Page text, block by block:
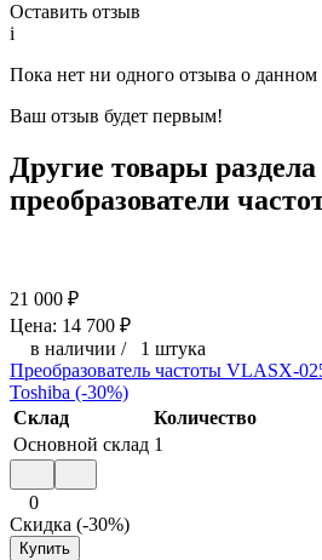
Оставить отзыв
i
Пока нет ни одного отзыва о данном
Ваш отзыв будет первым!
Другие товары раздела
преобразователи
21 000 ₽
Цена: 14 700 ₽
в наличии / 1 штука
Преобразователь частоты VLASX-
Toshiba (-30%)
Склад
Количество
Основной склад 1
0
Скидка (-30%)
Купить